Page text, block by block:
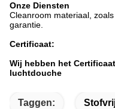
Onze Diensten
Cleanroom materiaal,
garantie.
Certificaat:
Wij hebben het
luchtdouche
Taggen: